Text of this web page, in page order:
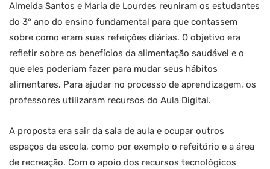
Almeida Santos e Maria de Lourdes reuniram os estudantes
do 3° ano do ensino fundamental para que contassem
sobre como eram suas refeições diárias. O objetivo era
refletir sobre os benefícios da alimentação saudável e o
que eles poderiam fazer para mudar seus hábitos
alimentares. Para ajudar no processo de aprendizagem, os
professores utilizaram recursos do Aula Digital.
A proposta era sair da sala de aula e ocupar outros
espaços da escola, como por exemplo o refeitório e a área
de recreação. Com o apoio dos recursos tecnológicos